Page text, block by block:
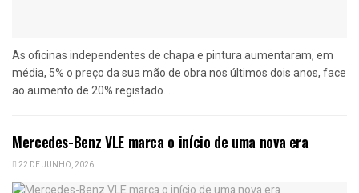
As oficinas independentes de chapa e pintura aumentaram, em
média, 5% o preço da sua mão de obra nos últimos dois anos, face
ao aumento de 20% registado...
Mercedes-Benz VLE marca o início de uma nova era
22 DE JUNHO, 2026